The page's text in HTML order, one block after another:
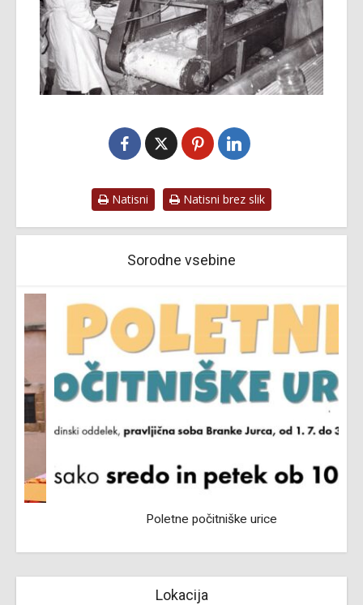
Natisni Natisni brez slik
Sorodne vsebine
Poletne počitniške urice
Lokacija